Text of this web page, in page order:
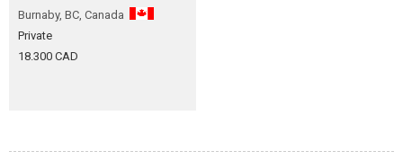
Burnaby, BC, Canada
Private
18.300 CAD